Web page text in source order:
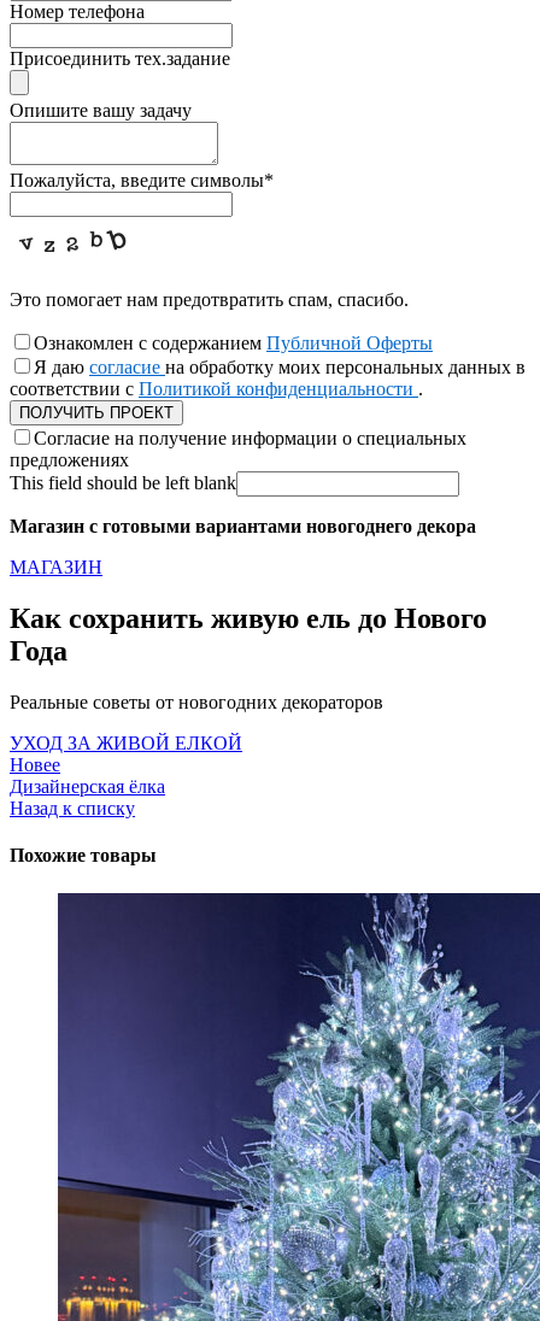
Номер телефона
Присоединить тех.задание
Опишите вашу задачу
Пожалуйста, введите символы*
Это помогает нам предотвратить спам, спасибо.
Ознакомлен с содержанием Публичной Оферты
Я даю согласие на обработку моих персональных данных в
соответствии с Политикой конфиденциальности .
ПОЛУЧИТЬ ПРОЕКТ
Согласие на получение информации о специальных
предложениях
This field should be left blank
Магазин с готовыми вариантами новогоднего декора
МАГАЗИН
Как сохранить живую ель до Нового
Года
Реальные советы от новогодних декораторов
УХОД ЗА ЖИВОЙ ЕЛКОЙ
Новее
Дизайнерская ёлка
Назад к списку
Похожие товары